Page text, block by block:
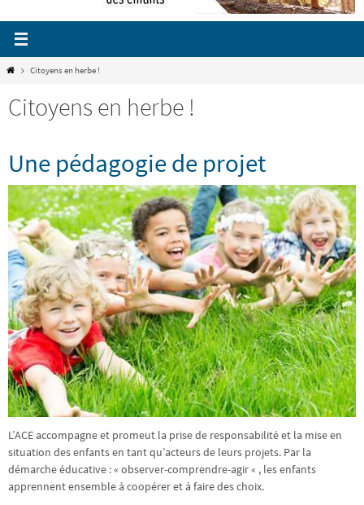
HomeCitoyens en herbe !
Citoyens en herbe !
Une pédagogie de projet
L’ACE accompagne et promeut la prise de responsabilité et la mise en
situation des enfants en tant qu’acteurs de leurs projets. Par la
démarche éducative : « observer-comprendre-agir « , les enfants
apprennent ensemble à coopérer et à faire des choix.